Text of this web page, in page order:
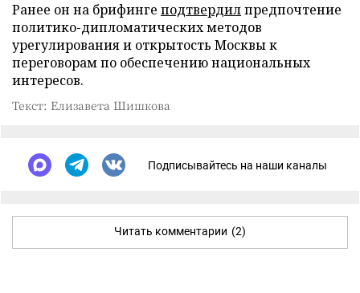
Ранее он на брифинге подтвердилпредпочтение
политико-дипломатических методов
урегулирования и открытость Москвы к
переговорам по обеспечению национальных
интересов.
Текст: Елизавета Шишкова
Подписывайтесь на наши каналы
Читать комментарии (2)